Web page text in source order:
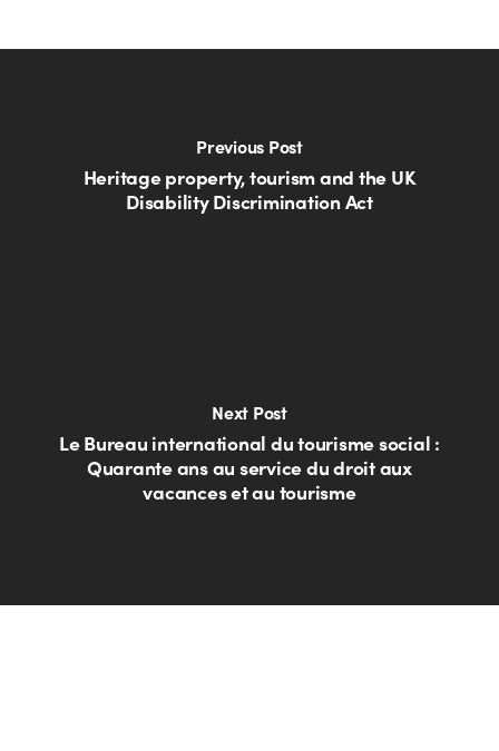
Previous Post
Heritage property, tourism and the UK
Disability Discrimination Act
Next Post
Le Bureau international du tourisme social :
Quarante ans au service du droit aux
vacances et au tourisme